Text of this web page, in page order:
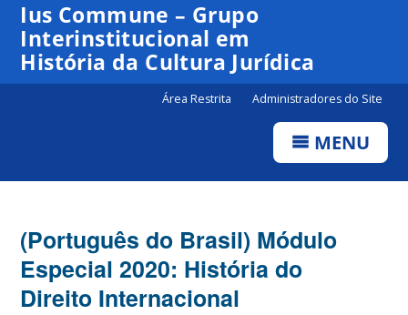
Ius Commune – Grupo
Interinstitucional em
História da Cultura Jurídica
Área Restrita Administradores do Site
MENU
(Português do Brasil) Módulo
Especial 2020: História do
Direito Internacional